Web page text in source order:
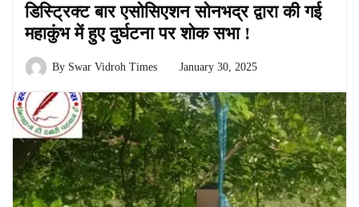
डिस्ट्रिक्ट बार एसोसिएशन सोनभद्र द्वारा की गई
महाकुंभ में हुए दुर्घटना पर शोक सभा !
By Swar Vidroh Times January 30, 2025